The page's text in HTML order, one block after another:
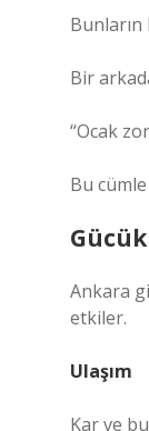
Bir
“Ocak
Bu
Ankara
etkiler.
Ulaşım
Kar ve